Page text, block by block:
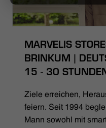
NACHHALTIGKEIT
HÄNDLERSUCHE
MARVELIS
BRINKUM |
15 - 30
Ziele erreichen,
feiern. Seit 1994
Mann sowohl mit